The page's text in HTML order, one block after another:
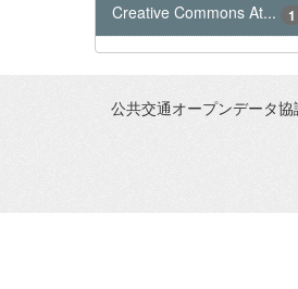
Creative Commons At...
1
公共交通オープンデータ協